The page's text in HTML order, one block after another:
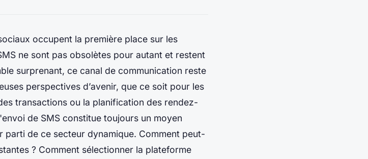
occupent la première place sur les
ne sont pas obsolètes pour autant et restent
surprenant, ce canal de communication reste
perspectives d’avenir, que ce soit pour les
transactions ou la planification des rendez-
de SMS constitue toujours un moyen
de ce secteur dynamique. Comment peut-
? Comment sélectionner la plateforme